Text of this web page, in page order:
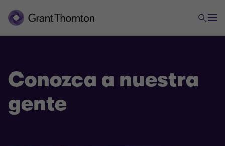
Conozca a nuestra
gente